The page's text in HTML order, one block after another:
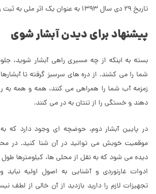
تاریخ 29 دی سال 1393 به عنوان یک اثر ملی به ثبت رسید.
پیشنهاد برای دیدن آبشار شوی
بسته به اینکه از چه مسیری راهی آبشار شوید،
شما را می کشند. از دره های سرسبز گرفته تا
زمزمه آب شما را همراهی می کنند، همه و همه به
دهند و خستگی را از تنتان به در می کنند.
در پایین آبشار دوم، حوضچه ای وجود دارد که
موقعیت خوبش می توانید در آن شنا کنید. در
دیده می شود که به نقل از محلی ها، کیلومترها طول
ادوات غارنوردی و آشنایی به اصول اولیه نباید
تجهیزات لازم را دارید بازدید از آن خالی از لطف